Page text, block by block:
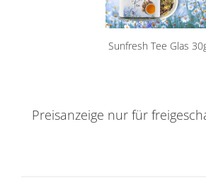
Sunfresh Tee Glas
Preisanzeige nur für